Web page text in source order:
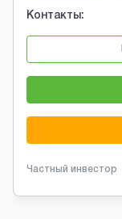
Контакты:
Частный инвестор